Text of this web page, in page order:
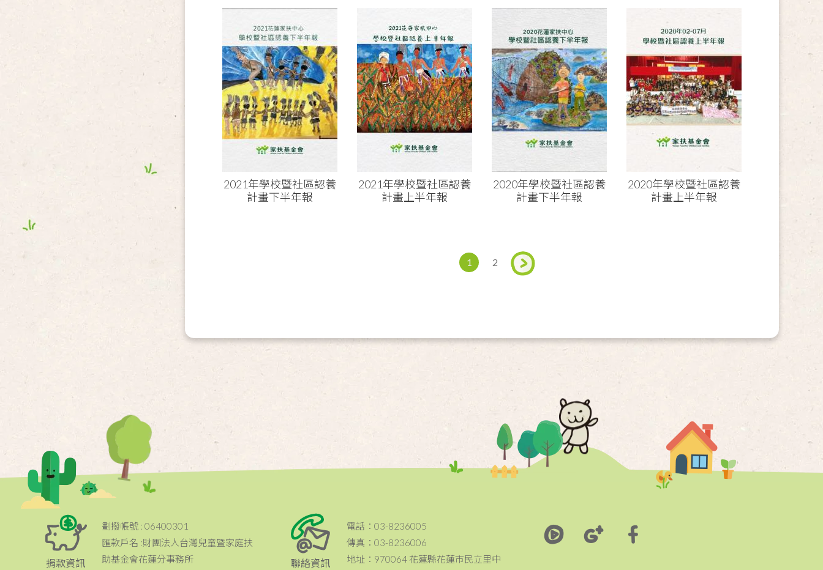
2021年學校暨社區認養
計畫下半年報
2021年學校暨社區認養
計畫上半年報
2020年學校暨社區認養
計畫下半年報
2020年學校暨社區認養
計畫上半年報
1 2
捐款資訊
劃撥帳號 : 06400301
匯款戶名 :財團法人台灣兒童暨家庭扶
助基金會花蓮分事務所
聯絡資訊
電話：03-8236005
傳真：03-8236006
地址：970064 花蓮縣花蓮市民立里中